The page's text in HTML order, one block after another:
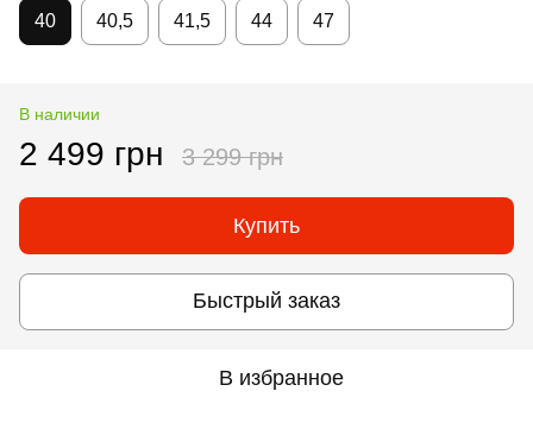
40 40,5 41,5 44 47
В наличии
2 499 грн 3 299 грн
Купить
Быстрый заказ
В избранное